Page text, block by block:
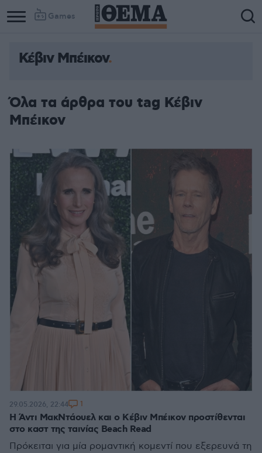
Games
Κέβιν Μπέικον
Όλα τα άρθρα του tag Κέβιν
Μπέικον
Η Άντι ΜακΝτάουελ και ο Κέβιν Μπέικον προστίθενται
στο καστ της ταινίας Beach Read
Πρόκειται για μία ρομαντική κομεντί που εξερευνά τη
29.05.2026, 22:44 1